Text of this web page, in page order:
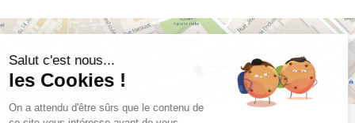
Salut c'est nous...
les Cookies !
On a attendu d'être sûrs que le contenu de